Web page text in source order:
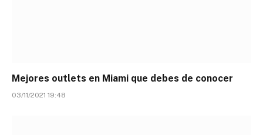
Mejores outlets en Miami que debes de conocer
03/11/2021 19:48